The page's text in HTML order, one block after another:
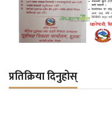
प्रतिक्रिया दिनुहोस्